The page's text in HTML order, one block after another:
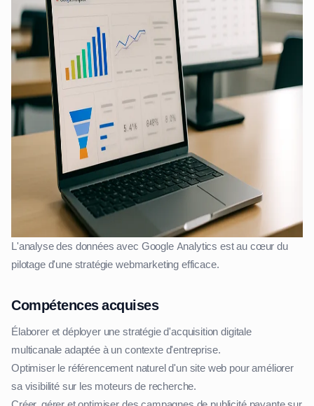
L'analyse des données avec Google Analytics est au cœur du
pilotage d'une stratégie webmarketing efficace.
Compétences acquises
Élaborer et déployer une stratégie d'acquisition digitale
multicanale adaptée à un contexte d'entreprise.
Optimiser le référencement naturel d'un site web pour améliorer
sa visibilité sur les moteurs de recherche.